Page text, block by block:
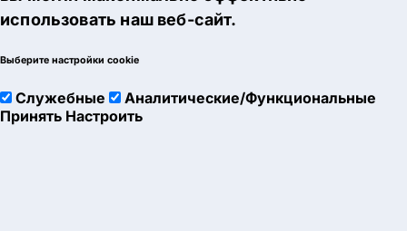
использовать наш веб-сайт.
Выберите настройки cookie
Служебные
Аналитические/Функциональные
Принять Настроить